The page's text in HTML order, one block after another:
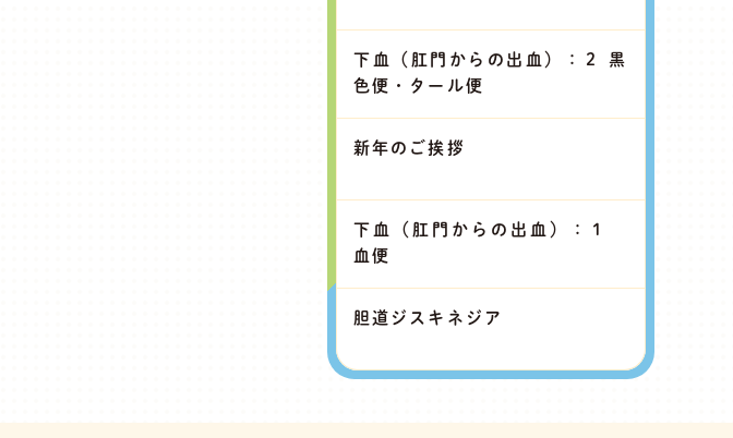
下血（肛門からの出血）：２ 黒
色便・タール便
新年のご挨拶
下血（肛門からの出血）：１
血便
胆道ジスキネジア